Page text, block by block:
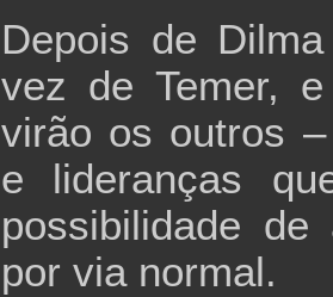
Depois de
vez de Temer,
virão os outros
e lideranças
possibilidade
por via normal.